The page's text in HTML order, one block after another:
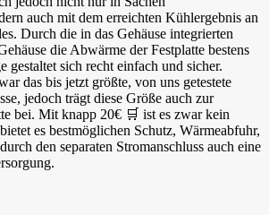
auch mit dem erreichten Kühlergebnis an
Durch die in das Gehäuse integrierten
die Abwärme der Festplatte bestens
gestaltet sich recht einfach und sicher.
das bis jetzt größte, von uns getestete
jedoch trägt diese Größe auch zur
bei. Mit knapp 20€ 🛒 ist es zwar kein
es bestmöglichen Schutz, Wärmeabfuhr,
den separaten Stromanschluss auch eine